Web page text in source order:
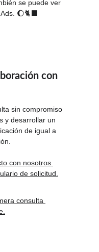
con
sin compromiso
y desarrollar un
de igual a
con nosotros
de solicitud.
consulta
se puede ver
🌔🐈‍⬛